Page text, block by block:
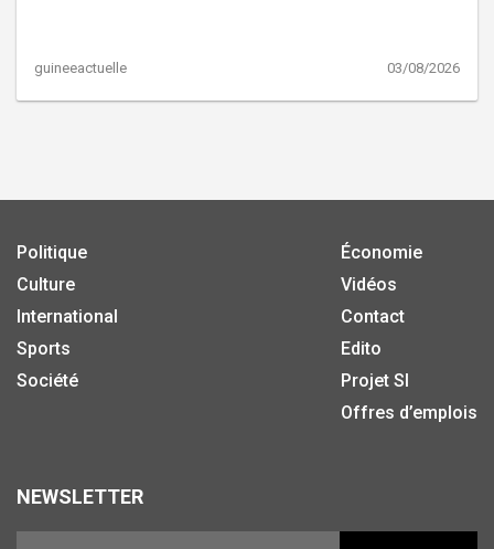
guineeactuelle 03/08/2026
Politique
Culture
International
Sports
Société
Économie
Vidéos
Contact
Edito
Projet SI
Offres d’emplois
NEWSLETTER